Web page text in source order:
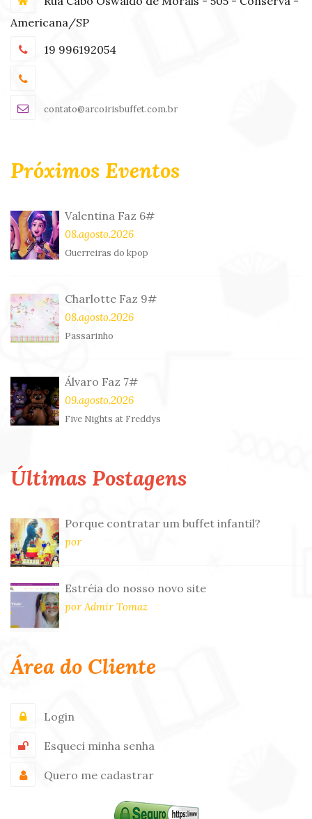
Americana/SP
19 996192054
contato@arcoirisbuffet.com.br
Próximos Eventos
Valentina Faz 6#
08.agosto.2026
Guerreiras do kpop
Charlotte Faz 9#
08.agosto.2026
Passarinho
Álvaro Faz 7#
09.agosto.2026
Five Nights at Freddys
Últimas Postagens
Porque contratar um buffet infantil?
por
Estréia do nosso novo site
por Admir Tomaz
Área do Cliente
Login
Esqueci minha senha
Quero me cadastrar